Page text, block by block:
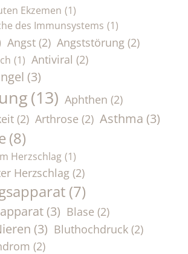
Ekzemen (1)
des Immunsystems (1)
Angst (2) Angststörung (2)
(1) Antiviral (2)
(3)
(13) Aphthen (2)
(2) Arthrose (2) Asthma (3)
(8)
Herzschlag (1)
Herzschlag (2)
(7)
(3) Blase (2)
(3) Bluthochdruck (2)
(2)